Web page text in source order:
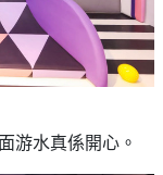
游水真係開心。